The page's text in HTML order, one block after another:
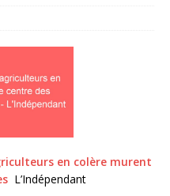
en colère murent
L’Indépendant